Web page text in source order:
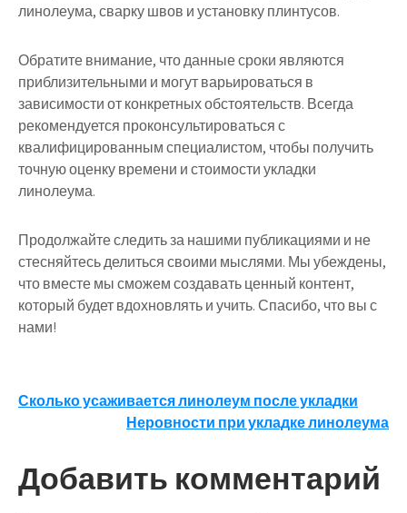
линолеума, сварку швов и установку плинтусов.
Обратите внимание, что данные сроки являются
приблизительными и могут варьироваться в
зависимости от конкретных обстоятельств. Всегда
рекомендуется проконсультироваться с
квалифицированным специалистом, чтобы получить
точную оценку времени и стоимости укладки
линолеума.
Продолжайте следить за нашими публикациями и не
стесняйтесь делиться своими мыслями. Мы убеждены,
что вместе мы сможем создавать ценный контент,
который будет вдохновлять и учить. Спасибо, что вы с
нами!
Навигация
записям
Сколько усаживается линолеум после укладки
Неровности при укладке линолеума
Добавить комментарий